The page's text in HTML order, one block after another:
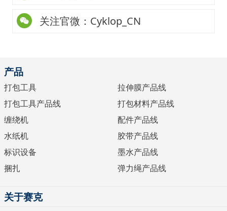
关注官微：Cyklop_CN
产品
打包工具
打包工具产品线
缠绕机
水纸机
标识设备
捆扎
拉伸膜产品线
打包材料产品线
配件产品线
胶带产品线
墨水产品线
弹力绳产品线
关于赛克